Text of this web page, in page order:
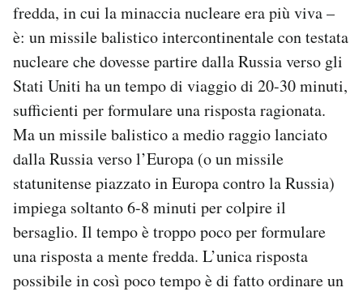
fredda, in cui la minaccia nucleare era più viva –
è: un missile balistico intercontinentale con testata
nucleare che dovesse partire dalla Russia verso gli
Stati Uniti ha un tempo di viaggio di 20-30 minuti,
sufficienti per formulare una risposta ragionata.
Ma un missile balistico a medio raggio lanciato
dalla Russia verso l’Europa (o un missile
statunitense piazzato in Europa contro la Russia)
impiega soltanto 6-8 minuti per colpire il
bersaglio. Il tempo è troppo poco per formulare
una risposta a mente fredda. L’unica risposta
possibile in così poco tempo è di fatto ordinare un